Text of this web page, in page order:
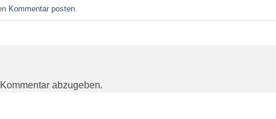
Kommentar posten
abzugeben.